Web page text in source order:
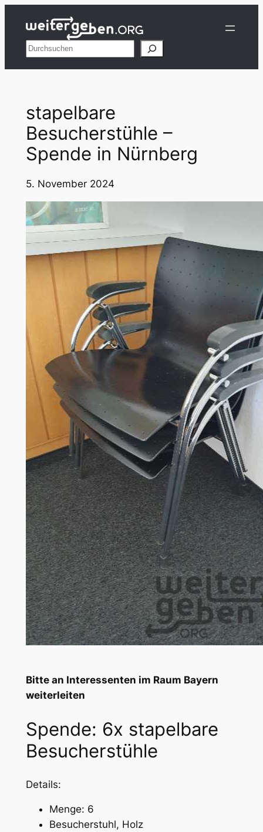
Inhalt
springenSuchen
stapelbare
Besucherstühle –
Spende in Nürnberg
5. November 2024
Bitte an Interessenten im Raum Bayern
weiterleiten
Spende: 6x stapelbare
Besucherstühle
Details:
Menge: 6
Besucherstuhl, Holz